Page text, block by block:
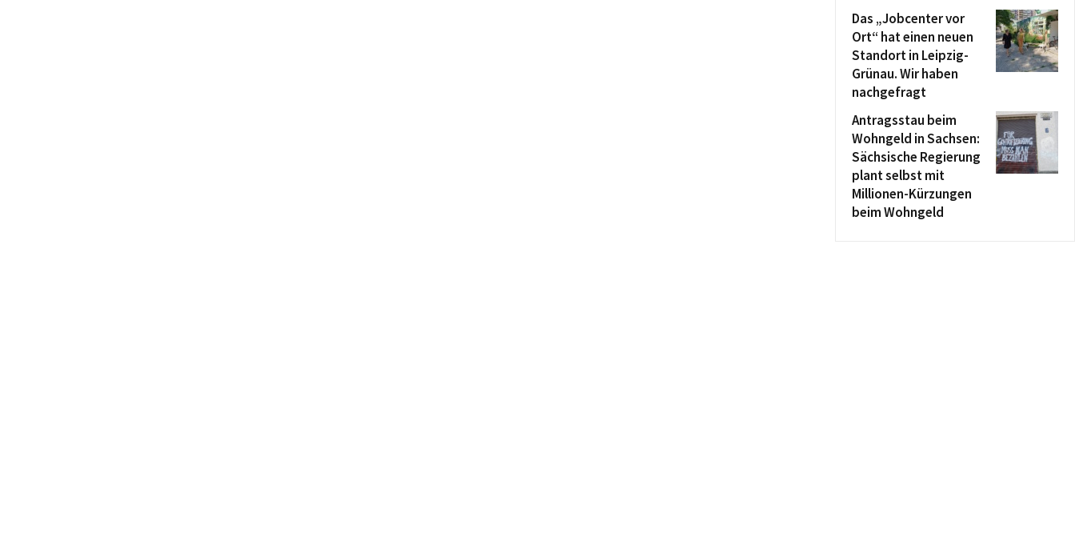
Das „Jobcenter vor
Ort“ hat einen neuen
Standort in Leipzig-
Grünau. Wir haben
nachgefragt
Antragsstau beim
Wohngeld in Sachsen:
Sächsische Regierung
plant selbst mit
Millionen-Kürzungen
beim Wohngeld